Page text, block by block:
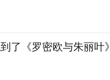
了《罗密欧与朱丽叶